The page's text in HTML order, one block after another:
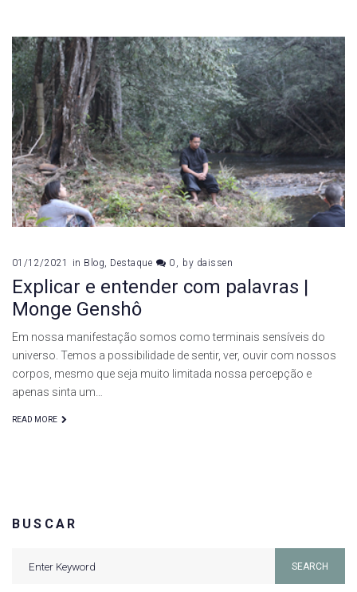
Dia:
1
de
dezembro
de
2021
01/12/2021 in Blog Destaque 0 by daissen
Explicar e entender com palavras |
Monge Genshô
Em nossa manifestação somos como terminais sensíveis do
universo. Temos a possibilidade de sentir, ver, ouvir com nossos
corpos, mesmo que seja muito limitada nossa percepção e
apenas sinta um…
READ MORE
BUSCAR
SEARCH